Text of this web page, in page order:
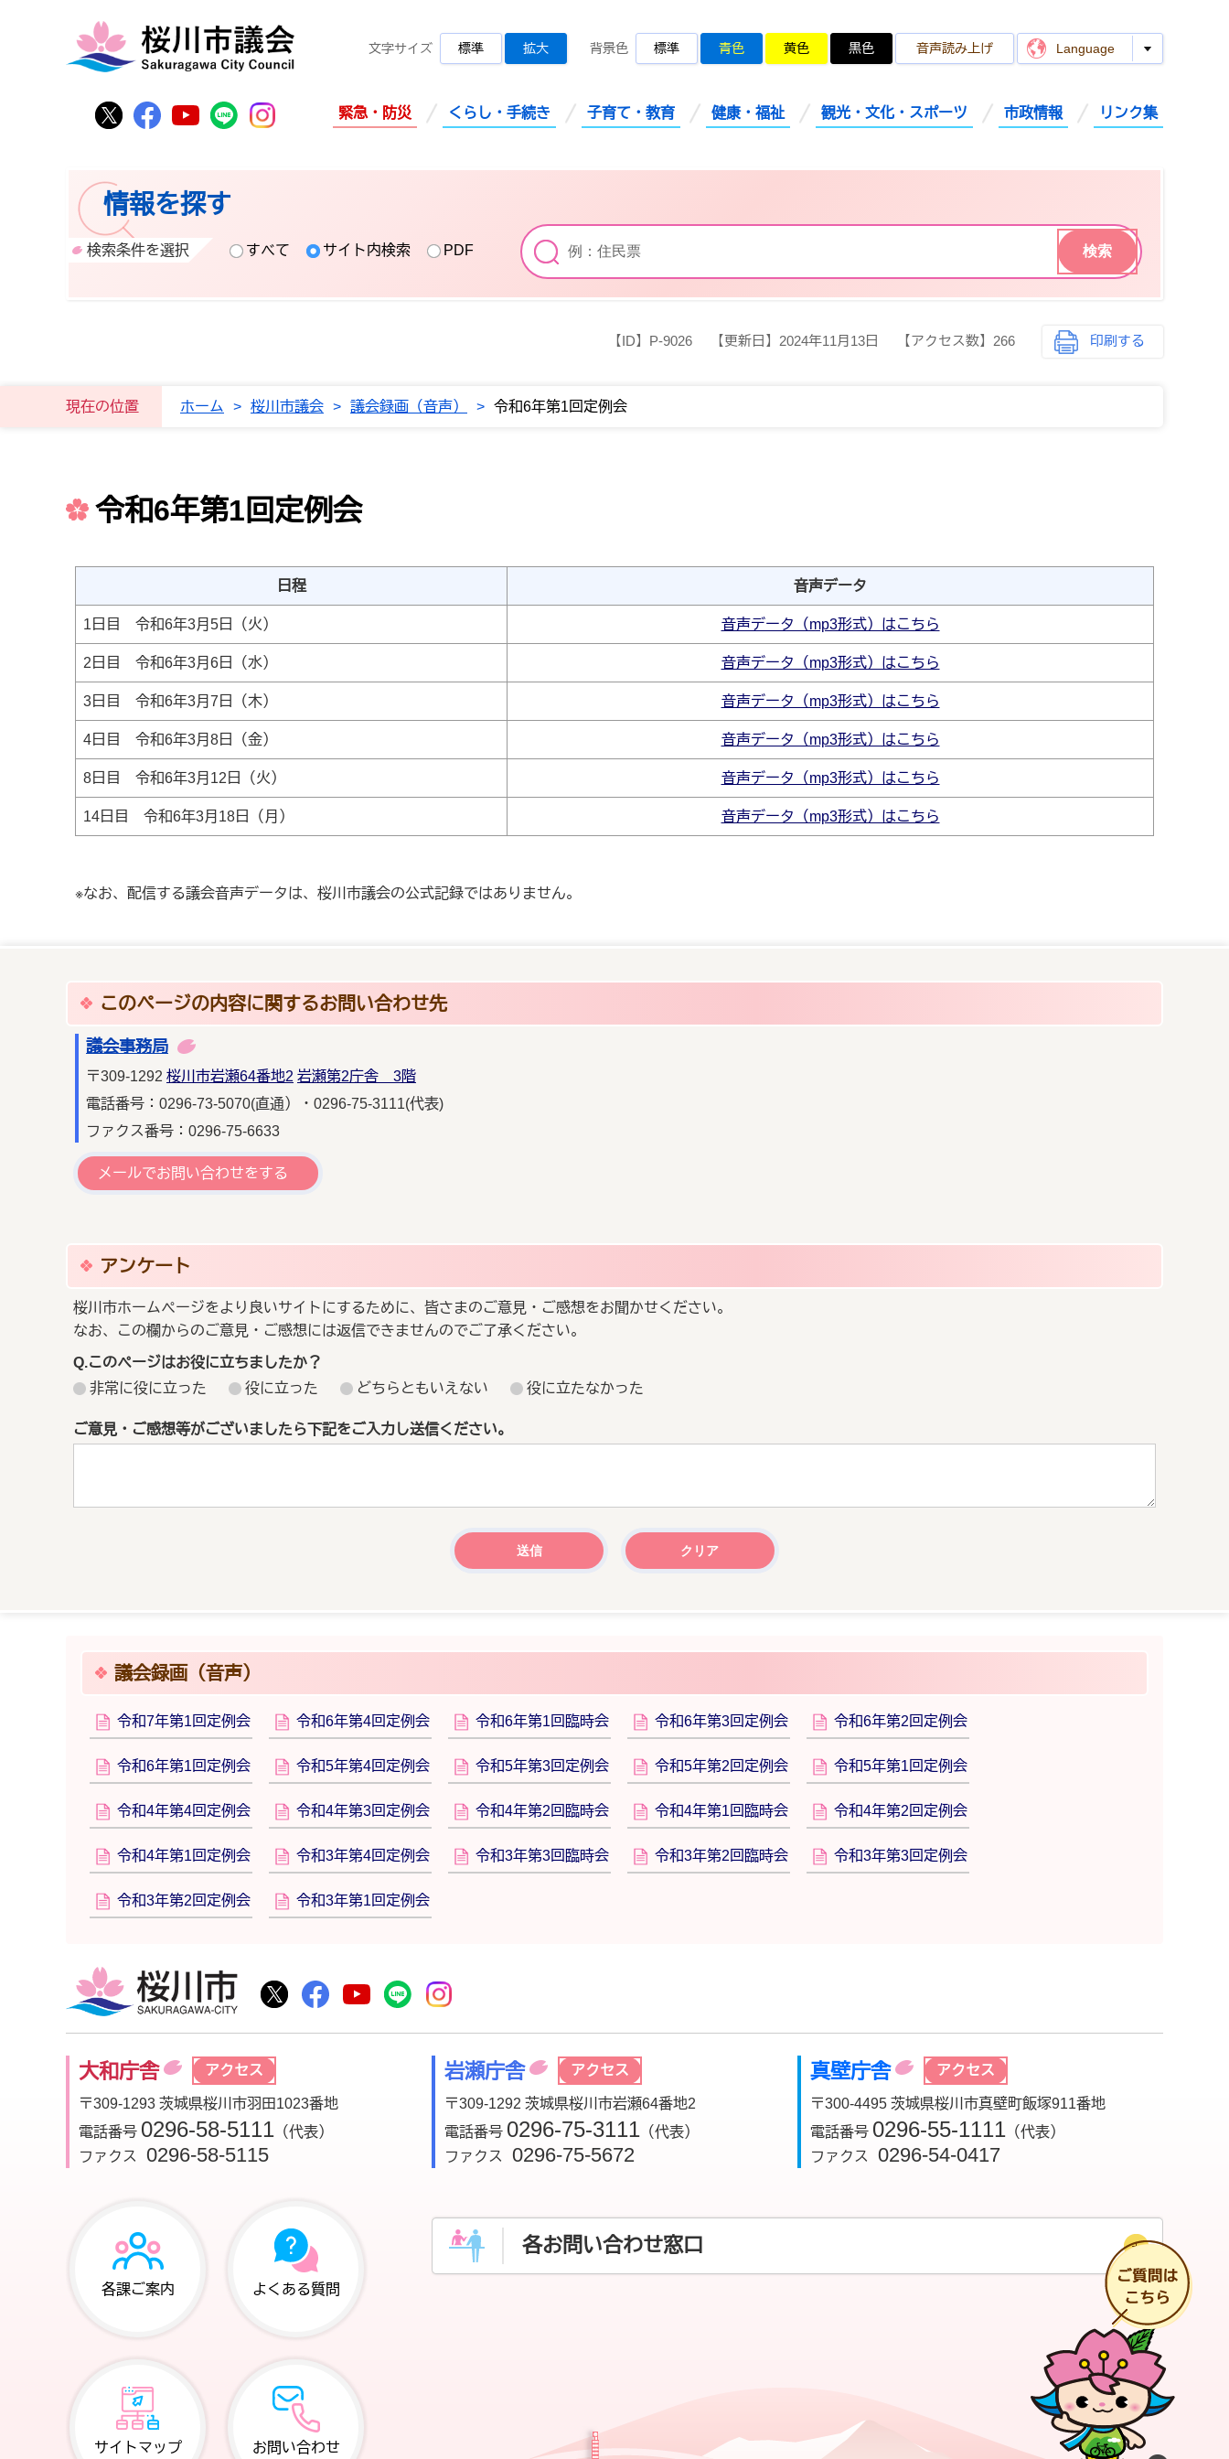
桜川市公式Twitter
桜川市公式Facebook
桜川市公式YouTube
桜川市公式LINE
Instagram
文字サイズ 標準 拡大 背景色 標準 青色 黄色 黒色 音声読み上げ Language
緊急・防災 くらし・手続き 子育て・教育 健康・福祉 観光・文化・スポーツ 市政情報 リンク集
情報を探す
検索条件を選択 すべて サイト内検索 PDF
【ID】 P-9026 【更新日】 2024年11月13日 【アクセス数】 266 印刷する
現在の位置 ホーム > 桜川市議会 > 議会録画（音声） > 令和6年第1回定例会
令和6年第1回定例会
日程 音声データ
1日目 令和6年3月5日（火） 音声データ（mp3形式）はこちら
2日目 令和6年3月6日（水） 音声データ（mp3形式）はこちら
3日目 令和6年3月7日（木） 音声データ（mp3形式）はこちら
4日目 令和6年3月8日（金） 音声データ（mp3形式）はこちら
8日目 令和6年3月12日（火） 音声データ（mp3形式）はこちら
14日目 令和6年3月18日（月） 音声データ（mp3形式）はこちら
※なお、配信する議会音声データは、桜川市議会の公式記録ではありません。
このページの内容に関するお問い合わせ先
議会事務局
〒309-1292 桜川市岩瀬64番地2 岩瀬第2庁舎 3階
電話番号：0296-73-5070(直通）・0296-75-3111(代表)
ファクス番号：0296-75-6633
メールでお問い合わせをする
アンケート
桜川市ホームページをより良いサイトにするために、皆さまのご意見・ご感想をお聞かせください。
なお、この欄からのご意見・ご感想には返信できませんのでご了承ください。
Q.このページはお役に立ちましたか？
非常に役に立った
役に立った どちらともいえない 役に立たなかった
ご意見・ご感想等がございましたら下記をご入力し送信ください。
議会録画（音声）
令和7年第1回定例会 令和6年第4回定例会 令和6年第1回臨時会 令和6年第3回定例会 令和6年第2回定例会
令和6年第1回定例会 令和5年第4回定例会 令和5年第3回定例会 令和5年第2回定例会 令和5年第1回定例会
令和4年第4回定例会 令和4年第3回定例会 令和4年第2回臨時会 令和4年第1回臨時会 令和4年第2回定例会
令和4年第1回定例会 令和3年第4回定例会 令和3年第3回臨時会 令和3年第2回臨時会 令和3年第3回定例会
令和3年第2回定例会 令和3年第1回定例会
桜川市公式Twitter
桜川市公式Facebook
桜川市公式YouTube
桜川市公式LINE
大和庁舎 アクセス
〒309-1293 茨城県桜川市羽田1023番地
電話番号 0296-58-5111 （代表）
ファクス
0296-58-5115
岩瀬庁舎 アクセス
〒309-1292 茨城県桜川市岩瀬64番地2
電話番号 0296-75-3111 （代表）
ファクス
0296-75-5672
真壁庁舎 アクセス
〒300-4495 茨城県桜川市真壁町飯塚911番地
電話番号 0296-55-1111 （代表）
ファクス
0296-54-0417
各課ご案内 よくある質問
サイトマップ お問い合わせ
各お問い合わせ窓口